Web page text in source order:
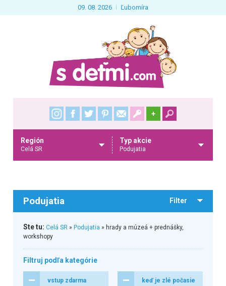
09. 08. 2026 Ľubomíra
+
Región
Celá SR
Typ akcie
Podujatia
Podujatia Filter
Ste tu: Celá SR» Podujatia » hrady a múzeá + prednášky,
workshopy
Filtruj podľa kategórie
vstup zdarma keď je zlé počasie